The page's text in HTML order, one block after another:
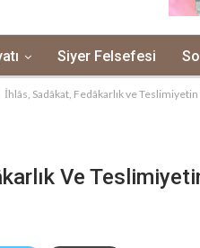
Siyer Felsefesi
İhlâs, Sadâkat, Fedâkarlık ve
Ve